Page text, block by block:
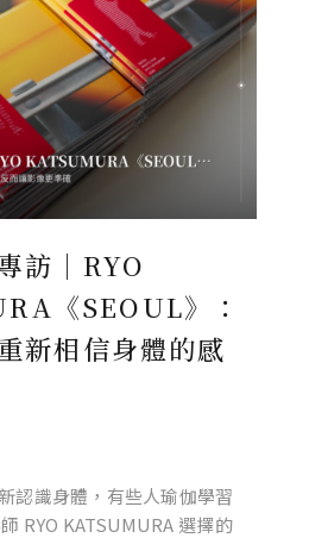
訪｜RYO
《SEOUL》：
新相信身體的感
認識身體，有些人瑜伽學習
RYO KATSUMURA 選擇的